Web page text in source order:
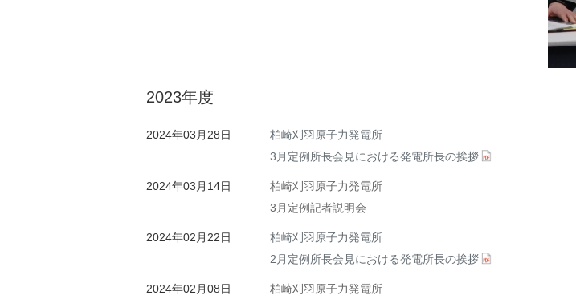
2023年度
2024年03月28日
柏崎刈羽原子力発電所
3月定例所長会見における発電所長の挨拶
2024年03月14日
柏崎刈羽原子力発電所
3月定例記者説明会
2024年02月22日
柏崎刈羽原子力発電所
2月定例所長会見における発電所長の挨拶
2024年02月08日
柏崎刈羽原子力発電所